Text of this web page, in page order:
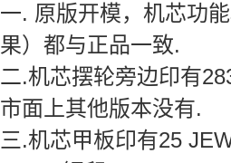
一. 原版开模，机芯功
果）都与正品一致.
二.机芯摆轮旁边印有
市面上其他版本没有.
三.机芯甲板印有25